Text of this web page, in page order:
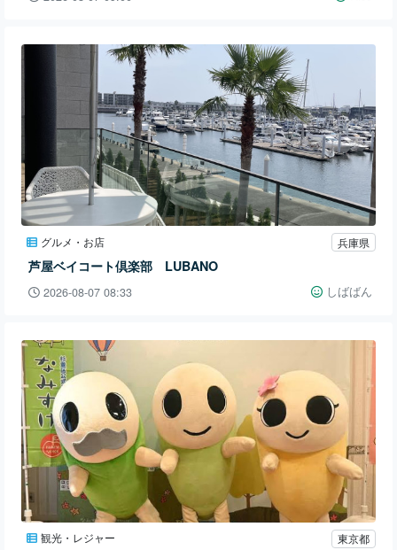
グルメ・お店 兵庫県
芦屋ベイコート倶楽部 LUBANO
2026-08-07 08:33 しばばん
観光・レジャー 東京都